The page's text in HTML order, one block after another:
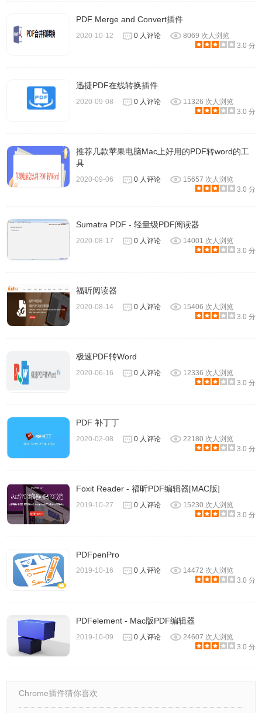
PDF Merge and Convert插件
2020-10-12 0 人评论
8069 次人浏览
3.0 分
迅捷PDF在线转换插件
2020-09-08 0 人评论
11326 次人浏览
3.0 分
推荐几款苹果电脑Mac上好用的PDF转word的工
具
2020-09-06 0 人评论
15657 次人浏览
3.0 分
Sumatra PDF - 轻量级PDF阅读器
2020-08-17 0 人评论
14001 次人浏览
3.0 分
福昕阅读器
2020-08-14 0 人评论
15406 次人浏览
3.0 分
极速PDF转Word
2020-06-16 0 人评论
12336 次人浏览
3.0 分
PDF 补丁丁
2020-02-08 0 人评论
22180 次人浏览
3.0 分
Foxit Reader - 福昕PDF编辑器[MAC版]
2019-10-27 0 人评论
15230 次人浏览
3.0 分
PDFpenPro
2019-10-16 0 人评论
14472 次人浏览
3.0 分
PDFelement - Mac版PDF编辑器
2019-10-09 0 人评论
24607 次人浏览
3.0 分
Chrome插件猜你喜欢